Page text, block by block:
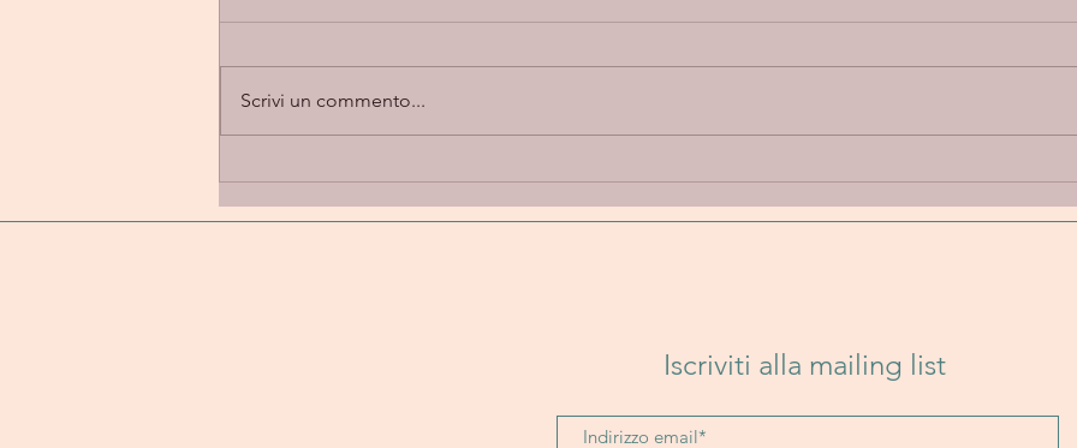
introspezione e alternative
rock in una dimensione
viaggio emotivo tra
delicatezza, introspezione e
Un
Scrivi un commento...
Iscriviti alla mailing list